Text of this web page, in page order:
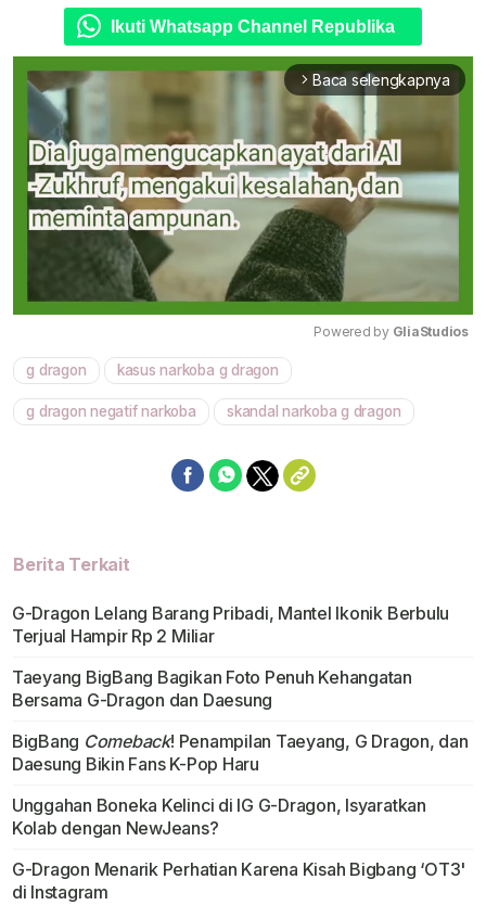
Ikuti Whatsapp Channel Republika
arrow_forward_ios Baca selengkapnya
Powered by GliaStudios
g dragon kasus narkoba g dragon
g dragon negatif narkoba skandal narkoba g dragon
Berita Terkait
G-Dragon Lelang Barang Pribadi, Mantel Ikonik Berbulu
Terjual Hampir Rp 2 Miliar
Taeyang BigBang Bagikan Foto Penuh Kehangatan
Bersama G-Dragon dan Daesung
BigBang Comeback! Penampilan Taeyang, G Dragon, dan
Daesung Bikin Fans K-Pop Haru
Unggahan Boneka Kelinci di IG G-Dragon, Isyaratkan
Kolab dengan NewJeans?
G-Dragon Menarik Perhatian Karena Kisah Bigbang ‘OT3'
di Instagram